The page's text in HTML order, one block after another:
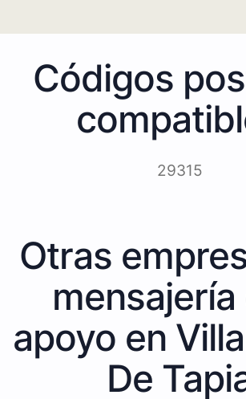
Códigos
29315
Otras
mensajería
apoyo en
De